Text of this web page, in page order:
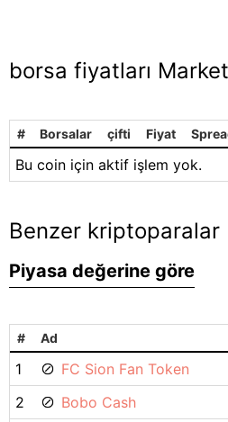
borsa fiyatları
# Borsalar çifti Fiyat
Bu coin için aktif işlem yok.
Benzer kriptoparalar
Piyasa değerine göre
# Ad
1 FC Sion Fan Token
2
Bobo Cash